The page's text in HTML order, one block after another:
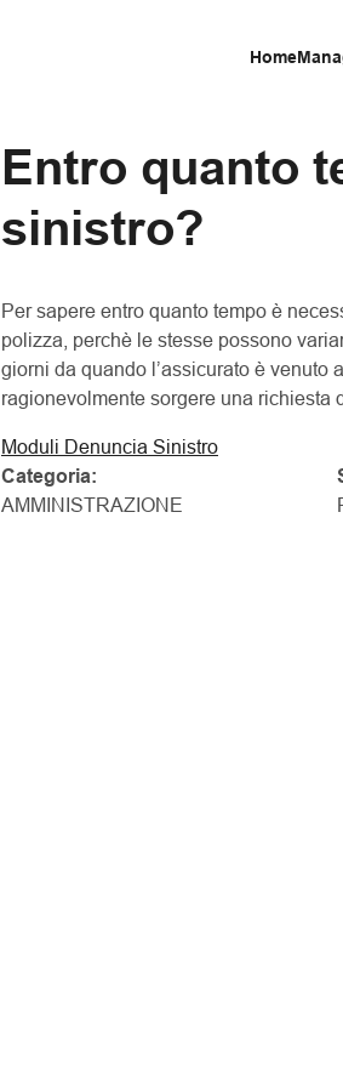
Home
Entro quanto
sinistro?
Per sapere entro quanto tempo è
polizza, perchè le stesse possono
giorni da quando l’assicurato è venuto
ragionevolmente sorgere una richiesta
Moduli Denuncia Sinistro
Categoria:
AMMINISTRAZIONE